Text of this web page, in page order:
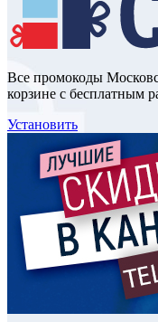
Все промокоды
корзине с бесплатным
Установить